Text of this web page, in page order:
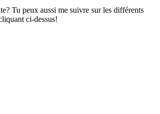
Tu peux aussi me suivre sur les différents
ci-dessus!